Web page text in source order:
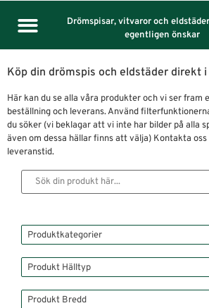
Drömspisar, vitvaror och
egentligen önskar
Köp din drömspis och eldstäder direkt
Här kan du se alla våra produkter och vi ser fram
beställning och leverans. Använd
du söker (vi beklagar att vi inte har bilder på alla
även om dessa hällar finns att välja) Kontakta
leveranstid.
Produktkategorier
Produkt Hälltyp
Produkt Bredd